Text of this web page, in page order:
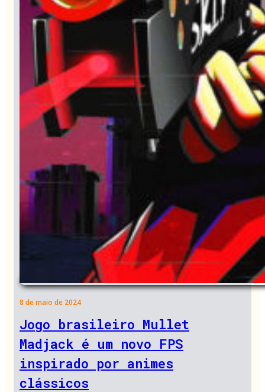
8 de maio de 2024
Jogo brasileiro Mullet
Madjack é um novo FPS
inspirado por animes
clássicos